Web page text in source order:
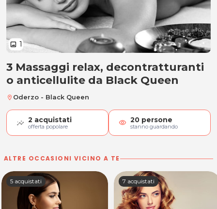
image 1
3 Massaggi relax,
3 Massaggi relax, decontratturanti
o anticellulite da Black Queen
location_on Oderzo - Black Queen
2 acquistati
offerta popolare visibility 20 persone
stanno guardando
ALTRE OCCASIONI VICINO A TE
5 acquistati 7 acquistati